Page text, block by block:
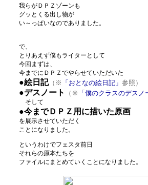
我らがＤＰＺゾーンも
グッとくる出し物が
い～っぱいなのでありました。
で、
とりあえず僕もライターとして
今回まずは、
今までにＤＰＺでやらせていただいた
●絵日記（※ 「おとなの絵日記」 参照）
●デスノート （※ 「僕のクラスのデスノ
そして
●今までＤＰＺ用に描いた原画
を展示させていただく
ことになりました。
というわけでフェスタ前日
それらの原本たちを
ファイルにまとめていくことになりました。